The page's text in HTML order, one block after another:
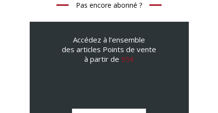
Pas encore abonné ?
Accédez à l’ensemble
des articles Points de vente
à partir de 95€